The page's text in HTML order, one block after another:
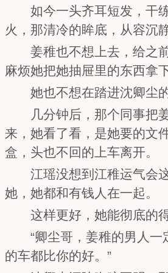
如今一头齐耳短发，干
火，那清冷的眸底，从容沉
姜稚也不想上去，给之
麻烦她把她抽屉里的东西拿下
她也不想在踏进沈卿尘
几分钟后，那个同事把
来，她看了看，是她要的文
盒，头也不回的上车离开。
江瑶没想到江稚运气会
她，她都和有钱人在一起。
这样更好，她能彻底的
“卿尘哥，姜稚的男人
的车都比你的好。”